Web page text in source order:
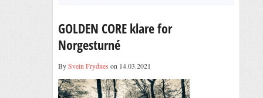
GOLDEN CORE klare for
Norgesturné
BySvein Frydnes on 14.03.2021